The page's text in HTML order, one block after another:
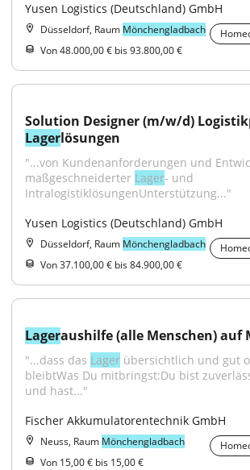
Yusen Logistics (Deutschland) GmbH
Düsseldorf, Raum Mönchengladbach
Von 48.000,00 € bis 93.800,00 €
Lagerlösungen
"...von Kundenanforderungen und
maßgeschneiderter Lager- und
IntralogistiklösungenUnterstützung..."
Yusen Logistics (Deutschland) GmbH
Düsseldorf, Raum Mönchengladbach
Von 37.100,00 € bis 84.900,00 €
Lageraushilfe (alle Menschen) auf
"...dass das Lager übersichtlich und gut
bleibtWas Du mitbringst:Du bist
und hast..."
Fischer Akkumulatorentechnik GmbH
Neuss, Raum Mönchengladbach
Von 15,00 € bis 15,00 €